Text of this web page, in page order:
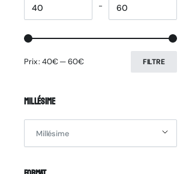
-
FILTRE
Prix : 40€—60€
Millésime
Millésime